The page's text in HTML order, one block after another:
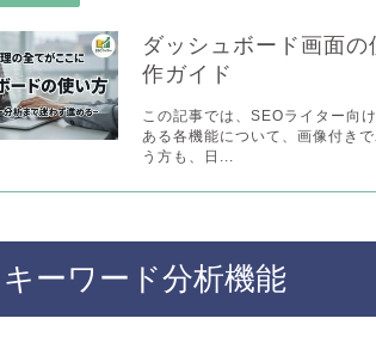
ダッシュボード画面
作ガイド
この記事では、SEOライター向
ある各機能について、画像付き
う方も、日...
ーワード分析機能